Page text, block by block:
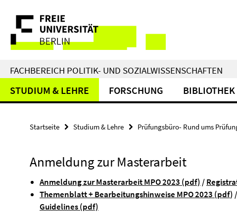
direkt
Inhalt
Service-
Navigation
FACHBEREICH POLITIK- UND SOZIALWISSENSCHAFTEN
STUDIUM & LEHRE FORSCHUNG BIBLIOTHEK
Startseite Studium & Lehre Prüfungsbüro- Rund ums
Anmeldung zur Masterarbeit
Anmeldung zur Masterarbeit MPO 2023 (pdf) /
Themenblatt + Bearbeitungshinweise MPO 2023 (pdf) /
Guidelines (pdf)